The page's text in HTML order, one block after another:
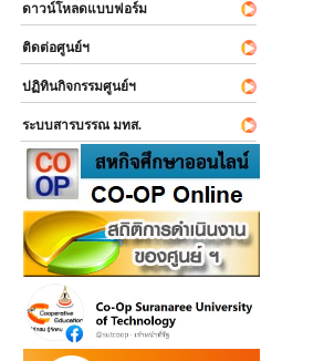
ดาวน์โหลดแบบฟอร์ม
ติดต่อศูนย์ฯ
ปฏิทินกิจกรรมศูนย์ฯ
ระบบสารบรรณ มทส.